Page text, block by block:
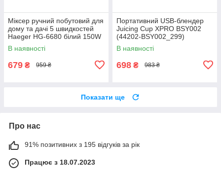
Міксер ручний побутовий для
дому та дачі 5 швидкостей
Haeger HG-6680 білий 150W
(HG-6680_248)
В наявності
679 ₴ 959 ₴
Портативний USB-блендер
Juicing Cup XPRO BSY002
(44202-BSY002_299)
В наявності
698 ₴ 983 ₴
Показати ще
Про нас
91% позитивних з 195 відгуків за рік
Працює з 18.07.2023